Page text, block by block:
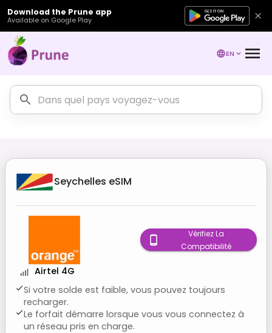
Download the Prune app
Available on Google Play
EN
Seychelles eSIM
Airtel 4G
Si votre solde est faible, vous pouvez toujours
recharger.
Le forfait démarre lorsque vous vous connectez à
un réseau pris en charge.
Vérifiez La
Compatibilité